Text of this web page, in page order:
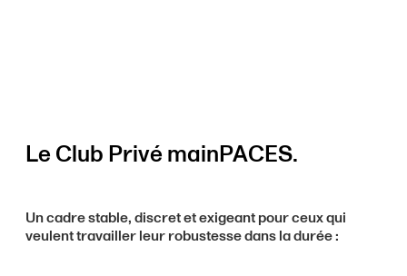
Le Club Privé mainPACES.
Un cadre stable, discret et exigeant pour ceux qui
veulent travailler leur robustesse dans la durée :